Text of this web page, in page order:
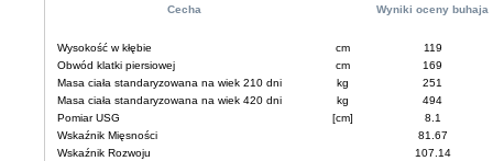
Cecha Wyniki oceny buhaja
Wysokość w kłębie cm
119
Obwód klatki piersiowej
cm
169
Masa ciała standaryzowana na wiek 210 dni
kg
251
Masa ciała standaryzowana na wiek 420 dni
kg
494
Pomiar USG
[cm]
8.1
Wskaźnik Mięsności
81.67
Wskaźnik Rozwoju
107.14